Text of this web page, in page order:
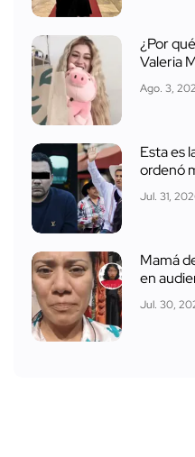
¿Por
Valeria
Ago. 3,
Esta es
ordenó
Jul. 31,
Mamá
en
Jul. 30,